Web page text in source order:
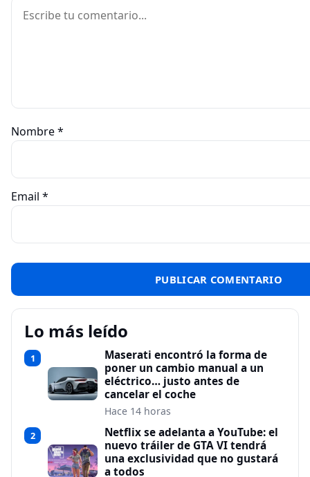
Comentario
Nombre*
Email *
Lo más leído
1
Maserati encontró la forma de
poner un cambio manual a un
eléctrico… justo antes de
cancelar el coche
Hace 14 horas
2
Netflix se adelanta a YouTube: el
nuevo tráiler de GTA VI tendrá
una exclusividad que no gustará
a todos